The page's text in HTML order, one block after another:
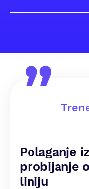
Polaganje
probijanje
liniju